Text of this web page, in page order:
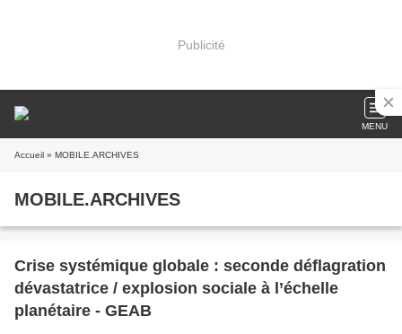
Publicité
MENU
Accueil » MOBILE.ARCHIVES
MOBILE.ARCHIVES
Crise systémique globale : seconde déflagration
dévastatrice / explosion sociale à l’échelle
planétaire - GEAB